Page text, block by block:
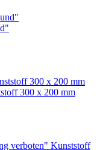
300 x 200 mm